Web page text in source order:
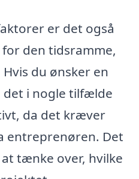
er det også
den tidsramme,
du ønsker en
i nogle tilfælde
da det kræver
entreprenøren. Det
tænke over, hvilke